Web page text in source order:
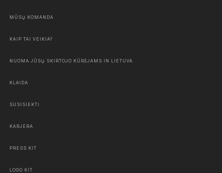
MŪSŲ KOMANDA
KAIP TAI VEIKIA?
NUOMA JŪSŲ SKIRTOJO KŪRĖJAMS IN LIETUVA
KLAIDA
SUSISIEKTI
KARJERA
PRESS KIT
LOGO KIT